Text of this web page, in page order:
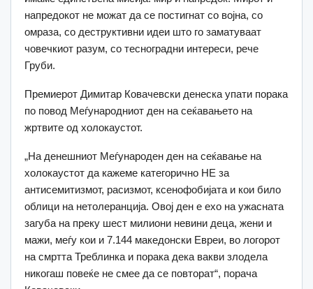
напредокот не можат да се постигнат со војна, со
омраза, со деструктивни идеи што го заматуваат
човечкиот разум, со тесноградни интереси, рече
Груби.
Премиерот Димитар Ковачевски денеска упати порака
по повод Меѓународниот ден на сеќавањето на
жртвите од холокаустот.
„На денешниот Меѓународен ден на сеќавање на
холокаустот да кажеме категорично НЕ за
антисемитизмот, расизмот, ксенофобијата и кои било
облици на нетолеранција. Овој ден е ехо на ужасната
загуба на преку шест милиони невини деца, жени и
мажи, меѓу кои и 7.144 македонски Евреи, во логорот
на смртта Треблинка и порака дека вакви злодела
никогаш повеќе не смее да се повторат“, порача